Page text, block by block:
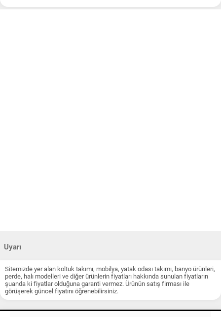
Uyarı
Sitemizde yer alan koltuk takımı, mobilya, yatak odası takımı, banyo ürünleri,
perde, halı modelleri ve diğer ürünlerin fiyatları hakkında sunulan fiyatların
şuanda ki fiyatlar olduğuna garanti vermez. Ürünün satış firması ile
görüşerek güncel fiyatını öğrenebilirsiniz.